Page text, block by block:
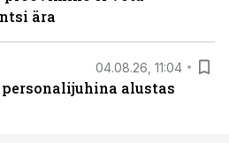
ära
04.08.26, 11:04
personalijuhina alustas